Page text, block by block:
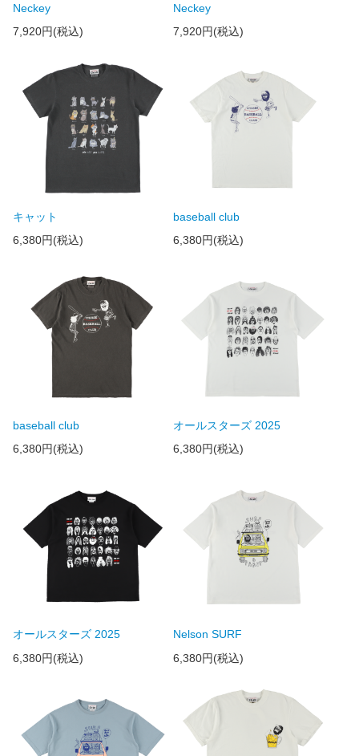
Neckey
7,920円(税込)
Neckey
7,920円(税込)
キャット
6,380円(税込)
baseball club
6,380円(税込)
baseball club
6,380円(税込)
オールスターズ 2025
6,380円(税込)
オールスターズ 2025
6,380円(税込)
Nelson SURF
6,380円(税込)